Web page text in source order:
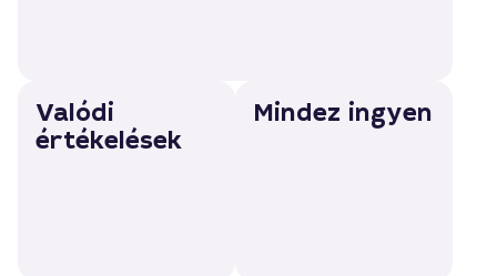
Valódi
értékelések
Mindez ingyen